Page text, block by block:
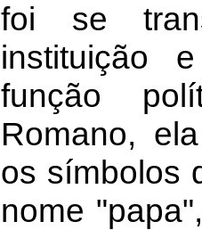
foi se
instituição
função
Romano,
os símbolos
nome